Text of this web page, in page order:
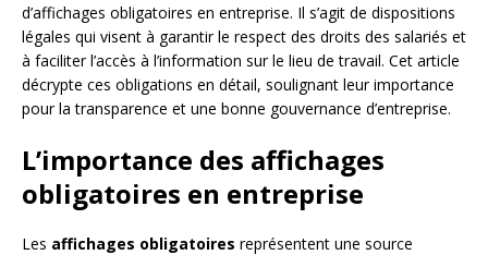
d’affichages obligatoires en entreprise. Il s’agit de dispositions
légales qui visent à garantir le respect des droits des salariés et
à faciliter l’accès à l’information sur le lieu de travail. Cet article
décrypte ces obligations en détail, soulignant leur importance
pour la transparence et une bonne gouvernance d’entreprise.
L’importance des affichages
obligatoires en entreprise
Les affichages obligatoires représentent une source